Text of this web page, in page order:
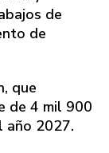
de
de
que
de 4 mil 900
año 2027.